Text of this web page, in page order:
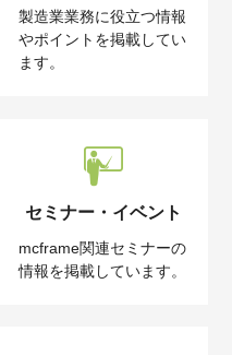
製造業業務に役立つ情報
やポイントを掲載してい
ます。
セミナー・イベント
mcframe関連セミナーの
情報を掲載しています。